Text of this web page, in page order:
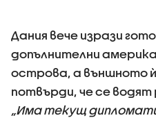
Дания вече изрази
допълнителни
острова, а външното
потвърди, че се
„Има текущ